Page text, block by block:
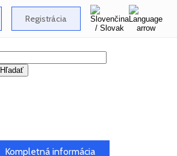
Registrácia
Kompletná informácia